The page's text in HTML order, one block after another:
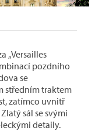
„Versailles
pozdního
se
středním traktem
zatímco uvnitř
sál se svými
detaily.